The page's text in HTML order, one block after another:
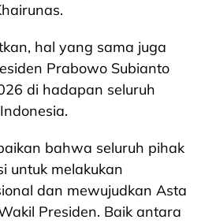
hal yang sama juga
Prabowo Subianto
di hadapan seluruh
bahwa seluruh pihak
untuk melakukan
dan mewujudkan Asta
Presiden. Baik antara